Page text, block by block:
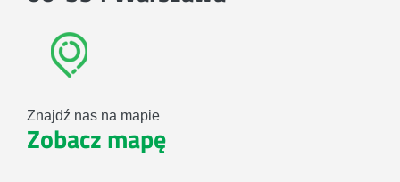
Znajdź nas na mapie
Zobacz mapę